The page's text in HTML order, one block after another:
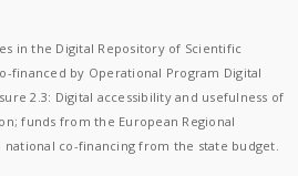
in the Digital Repository of Scientific
financed by Operational Program Digital
2.3: Digital accessibility and usefulness of
funds from the European Regional
national co-financing from the state budget.